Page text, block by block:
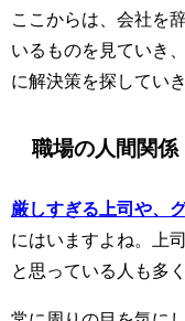
ここからは、会社を
いるものを見ていき
に解決策を探してい
職場の人間関係
厳しすぎる上司や、
にはいますよね。上
と思っている人も多